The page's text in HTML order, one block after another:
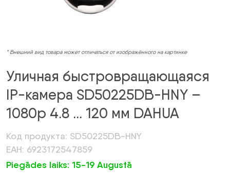
* Внешний вид товара может отличаться от изображённого на картинке
Уличная быстровращающаяся
IP-камера SD50225DB-HNY –
1080p 4.8 … 120 мм DAHUA
Код продукта: SD50225DB-HNY
ЕАН: 6923172547859
Piegādes laiks: 15-19 Augustā